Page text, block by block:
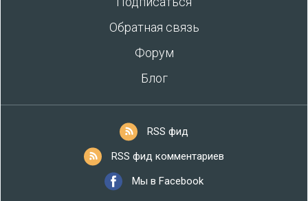
Обратная связь
Форум
Блог
RSS фид
RSS фид комментариев
Мы в Facebook